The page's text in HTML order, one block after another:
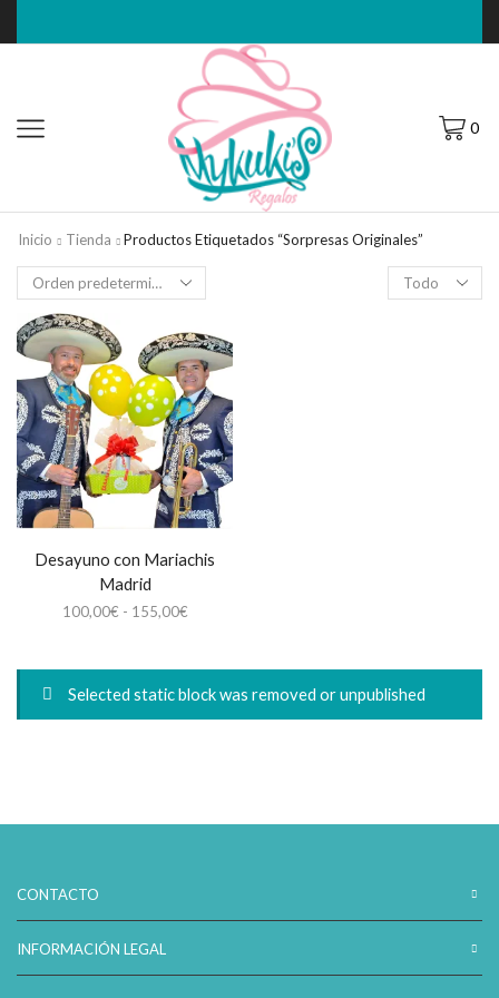
0
Inicio Tienda
Productos Etiquetados “sorpresas Originales”
Filas
por
Desayuno con Mariachis
Madrid
100,00€ - 155,00€Rango
desde
100,00€
hasta
Selected static block was removed or unpublished
CONTACTO
INFORMACIÓN LEGAL